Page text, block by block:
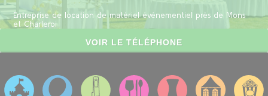
Entreprise de location de matériel événementiel près de Mons
et Charleroi
VOIR LE TÉLÉPHONE